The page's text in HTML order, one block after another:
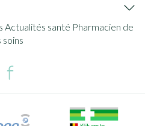
Actualités santé Pharmacien de
soins